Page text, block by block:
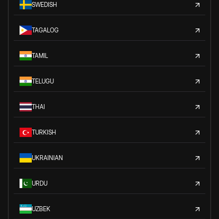
SWEDISH
TAGALOG
TAMIL
TELUGU
THAI
TURKISH
UKRAINIAN
URDU
UZBEK